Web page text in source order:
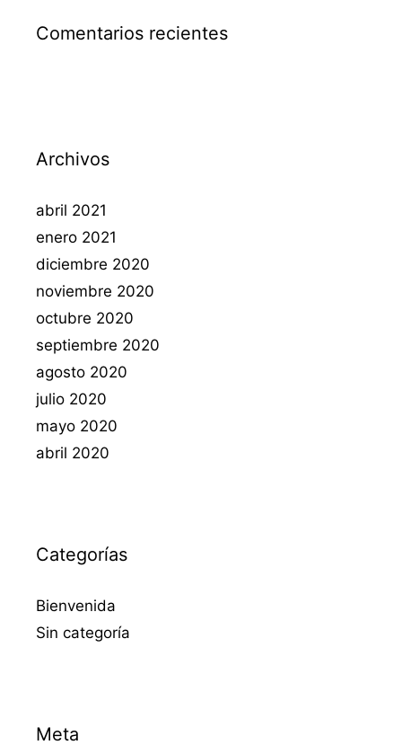
Comentarios recientes
Archivos
abril 2021
enero 2021
diciembre 2020
noviembre 2020
octubre 2020
septiembre 2020
agosto 2020
julio 2020
mayo 2020
abril 2020
Categorías
Bienvenida
Sin categoría
Meta